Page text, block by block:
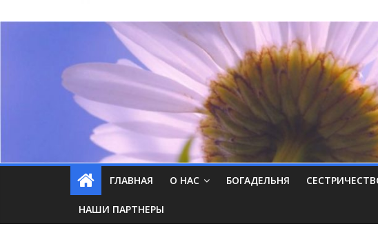
ГЛАВНАЯ О НАС БОГАДЕЛЬНЯ
НАШИ ПАРТНЕРЫ